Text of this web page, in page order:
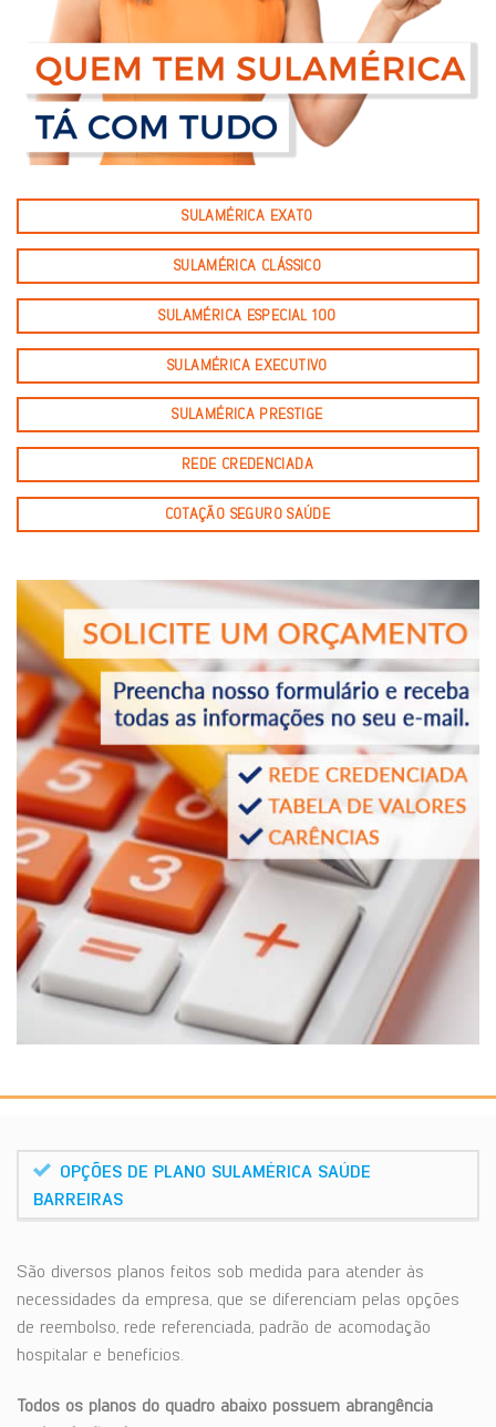
SULAMÉRICA EXATO
SULAMÉRICA CLÁSSICO
SULAMÉRICA ESPECIAL 100
SULAMÉRICA EXECUTIVO
SULAMÉRICA PRESTIGE
REDE CREDENCIADA
COTAÇÃO SEGURO SAÚDE
OPÇÕES DE PLANO SULAMÉRICA SAÚDE
BARREIRAS
São diversos planos feitos sob medida para atender às
necessidades da empresa, que se diferenciam pelas opções
de reembolso, rede referenciada, padrão de acomodação
hospitalar e benefícios.
Todos os planos do quadro abaixo possuem abrangência